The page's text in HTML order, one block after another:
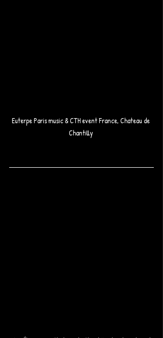
Euterpe Paris music & CTH event France, Chateau de
Chantilly